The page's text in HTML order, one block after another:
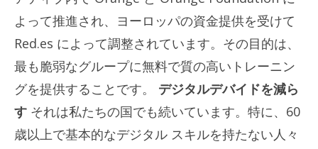
よって推進され、ヨーロッパの資金提供を受けて
Red.es によって調整されています。その目的は、
最も脆弱なグループに無料で質の高いトレーニン
グを提供することです。 デジタルデバイドを減ら
す それは私たちの国でも続いています。特に、60
歳以上で基本的なデジタル スキルを持たない人々